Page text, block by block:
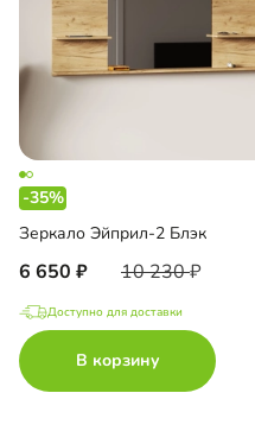
-35%
Зеркало Эйприл-2 Блэк
6 650 10 230
Доступно для доставки
В корзину